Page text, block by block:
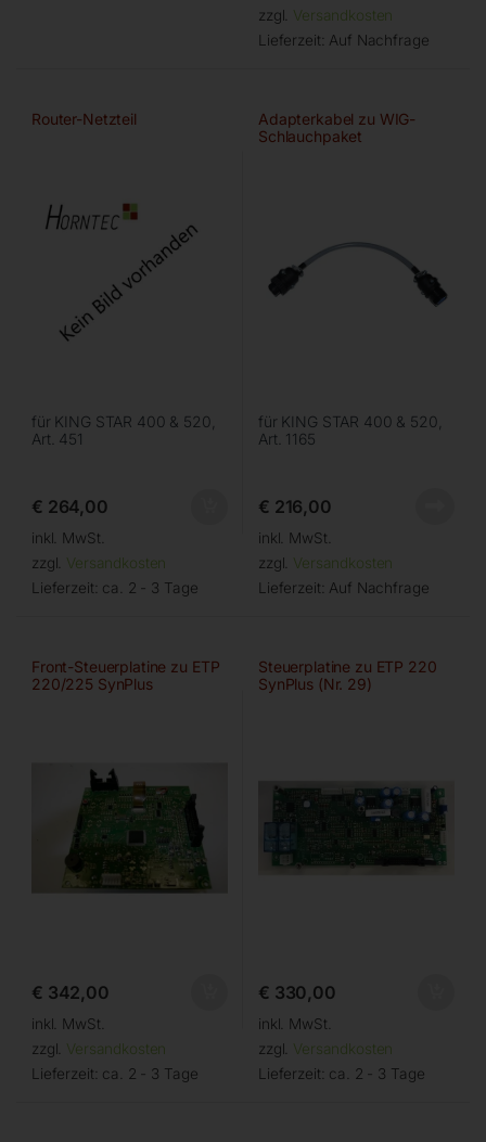
zzgl. Versandkosten
Lieferzeit: Auf Nachfrage
Router-Netzteil
für KING STAR 400 & 520,
Art. 451
€ 264,00
inkl. MwSt.
zzgl. Versandkosten
Lieferzeit: ca. 2 - 3 Tage
Adapterkabel zu WIG-
Schlauchpaket
für KING STAR 400 & 520,
Art. 1165
€ 216,00
inkl. MwSt.
zzgl. Versandkosten
Lieferzeit: Auf Nachfrage
Front-Steuerplatine zu ETP
220/225 SynPlus
€ 342,00
inkl. MwSt.
zzgl. Versandkosten
Lieferzeit: ca. 2 - 3 Tage
Steuerplatine zu ETP 220
SynPlus (Nr. 29)
€ 330,00
inkl. MwSt.
zzgl. Versandkosten
Lieferzeit: ca. 2 - 3 Tage